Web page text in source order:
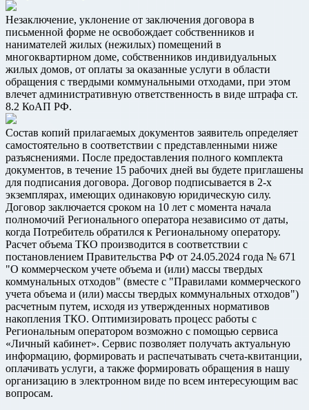
Незаключение, уклонение от заключения договора в
письменной форме не освобождает собственников и
нанимателей жилых (нежилых) помещений в
многоквартирном доме, собственников индивидуальных
жилых домов, от оплаты за оказанные услуги в области
обращения с твердыми коммунальными отходами, при этом
влечет административную ответственность в виде штрафа ст.
8.2 КоАП РФ.
Состав копий прилагаемых документов заявитель определяет
самостоятельно в соответствии с представленными ниже
разъяснениями. После предоставления полного комплекта
документов, в течение 15 рабочих дней вы будете приглашены
для подписания договора. Договор подписывается в 2-х
экземплярах, имеющих одинаковую юридическую силу.
Договор заключается сроком на 10 лет с момента начала
полномочий Регионального оператора независимо от даты,
когда Потребитель обратился к Региональному оператору.
Расчет объема ТКО производится в соответствии с
постановлением Правительства РФ от 24.05.2024 года № 671
"О коммерческом учете объема и (или) массы твердых
коммунальных отходов" (вместе с "Правилами коммерческого
учета объема и (или) массы твердых коммунальных отходов")
расчетным путем, исходя из утвержденных нормативов
накопления ТКО. Оптимизировать процесс работы с
Региональным оператором возможно с помощью сервиса
«Личный кабинет». Сервис позволяет получать актуальную
информацию, формировать и распечатывать счета-квитанции,
оплачивать услуги, а также формировать обращения в нашу
организацию в электронном виде по всем интересующим вас
вопросам.